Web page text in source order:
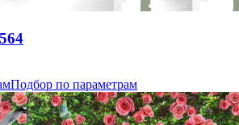
Подбор по параметрам